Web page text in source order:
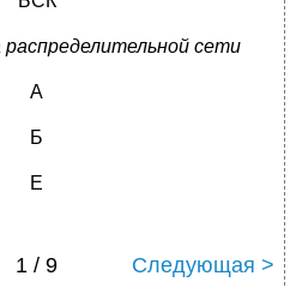
сети
А
Б
Е
1 / 9 Следующая >